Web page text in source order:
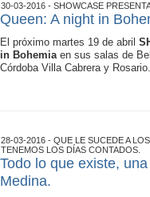
30-03-2016 - SHOWCASE
Queen: A night in
El próximo martes 19 de abril
in Bohemiaen sus salas de
Córdoba Villa Cabrera y Rosario.
28-03-2016 - QUE LE SUCEDE A
TENEMOS LOS DÍAS CONTADOS.
Todo lo que existe,
Medina.